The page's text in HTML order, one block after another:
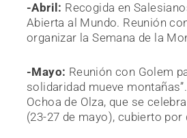
-Abril: Recogida en
Abierta al Mundo. Reunión
organizar la Semana de la
-Mayo: Reunión con Golem
solidaridad mueve
Ochoa de Olza, que se
(23-27 de mayo), cubierto